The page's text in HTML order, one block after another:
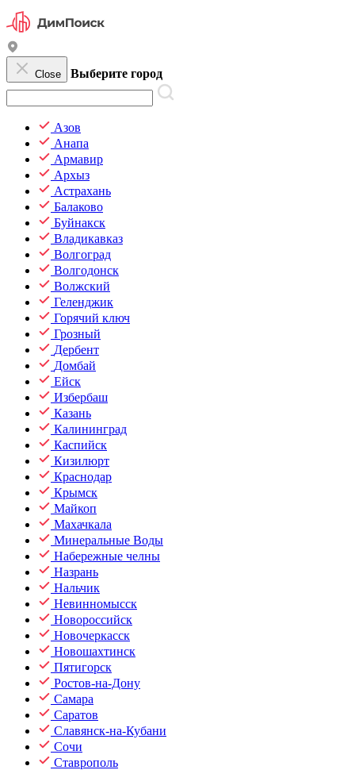
Close Выберите город
Азов
Анапа
Армавир
Архыз
Астрахань
Балаково
Буйнакск
Владикавказ
Волгоград
Волгодонск
Волжский
Геленджик
Горячий ключ
Грозный
Дербент
Домбай
Ейск
Избербаш
Казань
Калининград
Каспийск
Кизилюрт
Краснодар
Крымск
Майкоп
Махачкала
Минеральные Воды
Набережные челны
Назрань
Нальчик
Невинномысск
Новороссийск
Новочеркасск
Новошахтинск
Пятигорск
Ростов-на-Дону
Самара
Саратов
Славянск-на-Кубани
Сочи
Ставрополь